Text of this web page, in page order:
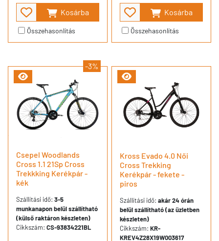
Kosárba
Összehasonlítás
Kosárba
Összehasonlítás
-3%
Csepel Woodlands
Cross 1.1 21Sp Cross
Trekkking Kerékpár -
kék
Szállítási idő: 3-5
munkanapon belül szállítható
(külső raktáron készleten)
Cikkszám: CS-93834221BL
Kross Evado 4.0 Női
Cross Trekking
Kerékpár - fekete -
piros
Szállítási idő: akár 24 órán
belül szállítható (az üzletben
készleten)
Cikkszám: KR-
KREV4Z28X19W003617